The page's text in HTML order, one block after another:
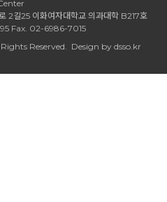
2길25 이화여자대학교 의과대학 B217호
Fax. 02-6986-7015
Reserved. Design by dsso.kr